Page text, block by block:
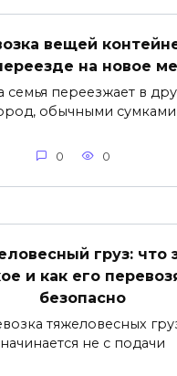
вещей
на новое
семья переезжает в
обычными сумками
0 0
груз: что
и как его
безопасно
тяжеловесных
начинается не с подачи